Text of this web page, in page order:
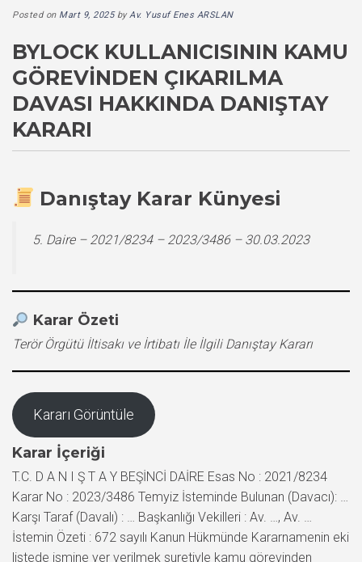
Posted on Mart 9, 2025byAv. Yusuf Enes ARSLAN
BYLOCK KULLANICISININ KAMU
GÖREVINDEN ÇIKARILMA
DAVASI HAKKINDA DANIŞTAY
KARARI
Danıştay Karar Künyesi
5. Daire – 2021/8234 – 2023/3486 – 30.03.2023
Karar Özeti
Terör Örgütü İltisakı ve İrtibatı İle İlgili Danıştay Kararı
Kararı Görüntüle
Karar İçeriği
T.C. D A N I Ş T A Y BEŞİNCİ DAİRE Esas No : 2021/8234
Karar No : 2023/3486 Temyiz İsteminde Bulunan (Davacı): …
Karşı Taraf (Davalı) : … Başkanlığı Vekilleri : Av. …, Av. …
İstemin Özeti : 672 sayılı Kanun Hükmünde Kararnamenin eki
listede ismine yer verilmek suretiyle kamu görevinden